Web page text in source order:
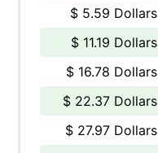
$ 5.59 Dollars
$ 11.19 Dollars
$ 16.78 Dollars
$ 22.37 Dollars
$ 27.97 Dollars